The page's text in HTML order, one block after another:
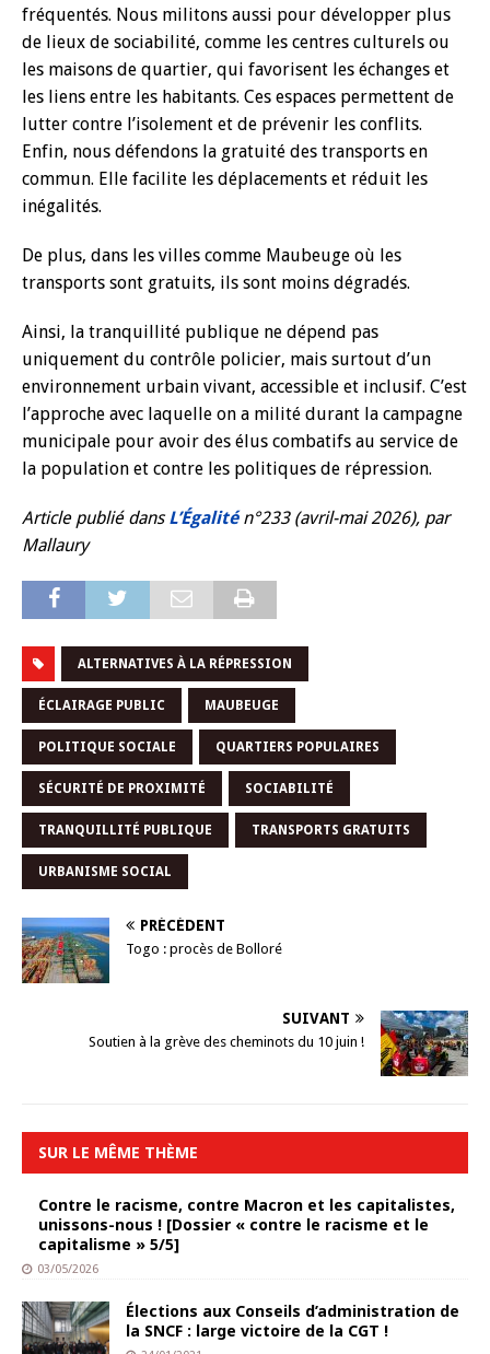
fréquentés. Nous militons aussi pour développer plus
de lieux de sociabilité, comme les centres culturels ou
les maisons de quartier, qui favorisent les échanges et
les liens entre les habitants. Ces espaces permettent de
lutter contre l’isolement et de prévenir les conflits.
Enfin, nous défendons la gratuité des transports en
commun. Elle facilite les déplacements et réduit les
inégalités.
De plus, dans les villes comme Maubeuge où les
transports sont gratuits, ils sont moins dégradés.
Ainsi, la tranquillité publique ne dépend pas
uniquement du contrôle policier, mais surtout d’un
environnement urbain vivant, accessible et inclusif. C’est
l’approche avec laquelle on a milité durant la campagne
municipale pour avoir des élus combatifs au service de
la population et contre les politiques de répression.
Article publié dans L’Égalitén°233 (avril-mai 2026), par
Mallaury
ALTERNATIVES À LA RÉPRESSION
ÉCLAIRAGE PUBLIC MAUBEUGE
POLITIQUE SOCIALE QUARTIERS POPULAIRES
SÉCURITÉ DE PROXIMITÉ SOCIABILITÉ
TRANQUILLITÉ PUBLIQUE TRANSPORTS GRATUITS
URBANISME SOCIAL
PRÉCÉDENT
Togo : procès de Bolloré
SUIVANT
Soutien à la grève des cheminots du 10 juin !
SUR LE MÊME THÈME
Contre le racisme, contre Macron et les capitalistes,
unissons-nous ! [Dossier « contre le racisme et le
capitalisme » 5/5]
03/05/2026
Élections aux Conseils d’administration de
la SNCF : large victoire de la CGT !